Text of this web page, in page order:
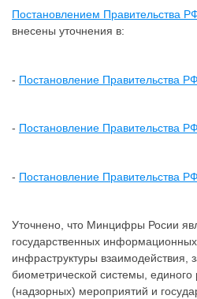
Постановлением Правительства
внесены уточнения в:
- Постановление Правительства
- Постановление Правительства
- Постановление Правительства
Уточнено, что Минцифры Росии
государственных
инфраструктуры взаимодействия,
биометрической системы, единого
(надзорных) мероприятий и